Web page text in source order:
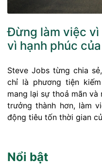
Đừng làm việc
vì hạnh phúc
Steve Jobs từng chia
chỉ là phương tiện
mang lại sự thoả mãn
trưởng thành hơn, làm
động tiêu tốn thời gian
Nổi bật